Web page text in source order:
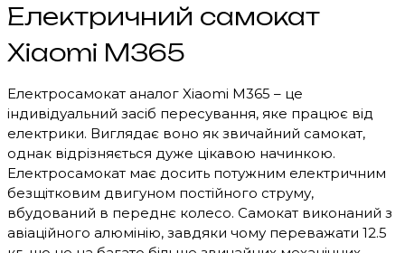
Електричний самокат
Xiaomi M365
Електросамокат аналог Xiaomi M365 – це
індивідуальний засіб пересування, яке працює від
електрики. Виглядає воно як звичайний самокат,
однак відрізняється дуже цікавою начинкою.
Електросамокат має досить потужним електричним
безщітковим двигуном постійного струму,
вбудований в переднє колесо. Самокат виконаний з
авіаційного алюмінію, завдяки чому переважати 12.5